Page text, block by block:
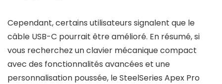
Cependant, certains utilisateurs signalent que le
câble USB-C pourrait être amélioré. En résumé, si
vous recherchez un clavier mécanique compact
avec des fonctionnalités avancées et une
personnalisation poussée, le SteelSeries Apex Pro